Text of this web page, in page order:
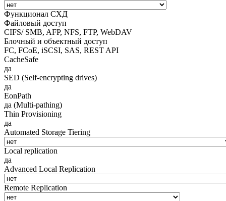
Функционал СХД
Файловый доступ
CIFS/ SMB, AFP, NFS, FTP, WebDAV
Блочный и объектный доступ
FC, FCoE, iSCSI, SAS, REST API
CacheSafe
да
SED (Self-encrypting drives)
да
EonPath
да (Multi-pathing)
Thin Provisioning
да
Automated Storage Tiering
Local replication
да
Advanced Local Replication
Remote Replication